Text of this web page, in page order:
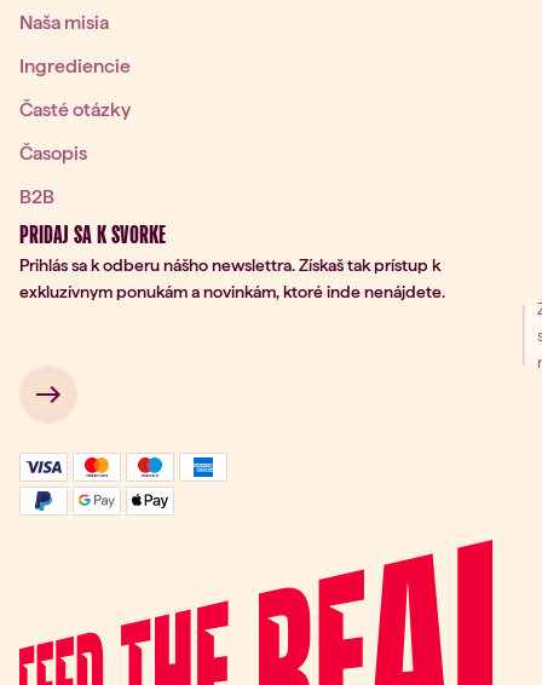
Naša misia
Ingrediencie
Časté otázky
Časopis
B2B
PRIDAJ SA K SVORKE
Prihlás sa k odberu nášho newslettra. Získaš tak prístup k
exkluzívnym ponukám a novinkám, ktoré inde nenájdete.
na odber
→